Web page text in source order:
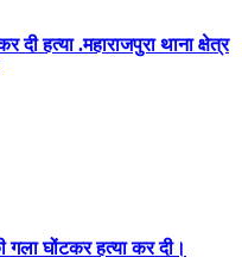
हत्या .महाराजपुरा थाना क्षेत्र
गला घोंटकर हत्या कर दी।